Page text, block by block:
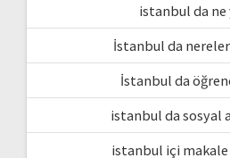
istanbul da ne
İstanbul da
İstanbul da
istanbul da sosyal
istanbul içi makale